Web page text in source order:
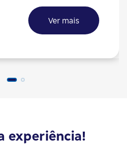
Ver mais
experiência!